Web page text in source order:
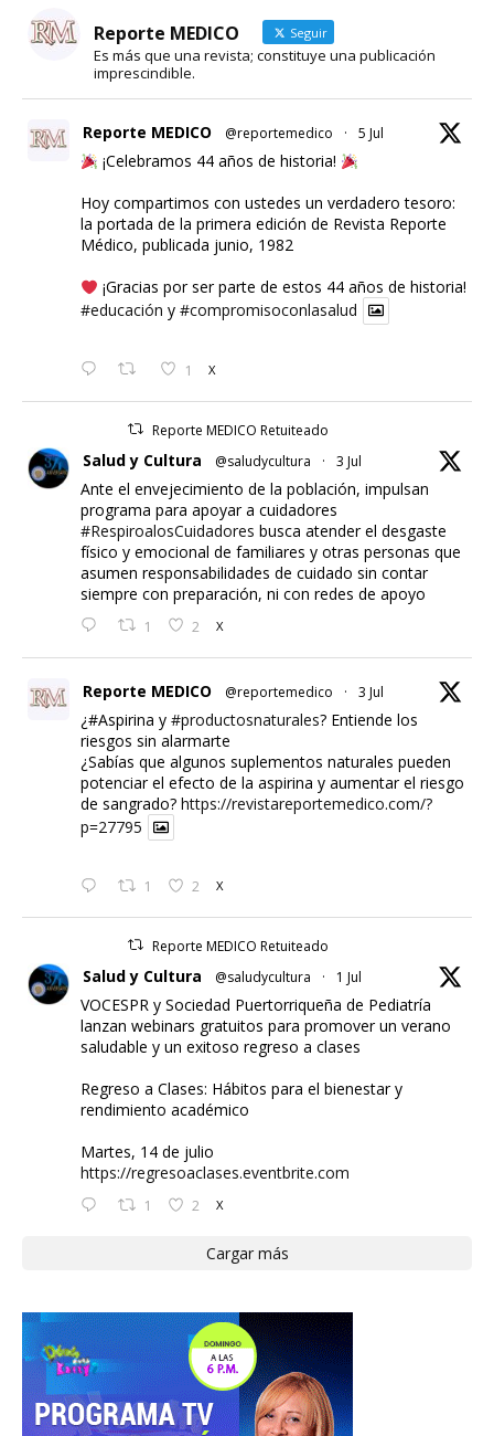
Reporte MEDICO Seguir
Es más que una revista; constituye una publicación
imprescindible.
Reporte MEDICO @reportemedico · 5 Jul
¡Celebramos 44 años de historia!
Hoy compartimos con ustedes un verdadero tesoro:
la portada de la primera edición de Revista Reporte
Médico, publicada junio, 1982
¡Gracias por ser parte de estos 44 años de historia!
#educación y #compromisoconlasalud
1 X
Reporte MEDICO Retuiteado
Salud y Cultura @saludycultura · 3 Jul
Ante el envejecimiento de la población, impulsan
programa para apoyar a cuidadores
#RespiroalosCuidadores busca atender el desgaste
físico y emocional de familiares y otras personas que
asumen responsabilidades de cuidado sin contar
siempre con preparación, ni con redes de apoyo
1 2 X
Reporte MEDICO @reportemedico · 3 Jul
¿#Aspirina y #productosnaturales? Entiende los
riesgos sin alarmarte
¿Sabías que algunos suplementos naturales pueden
potenciar el efecto de la aspirina y aumentar el riesgo
de sangrado? https://revistareportemedico.com/?
p=27795
1 2 X
Reporte MEDICO Retuiteado
Salud y Cultura @saludycultura · 1 Jul
VOCESPR y Sociedad Puertorriqueña de Pediatría
lanzan webinars gratuitos para promover un verano
saludable y un exitoso regreso a clases
Regreso a Clases: Hábitos para el bienestar y
rendimiento académico
Martes, 14 de julio
https://regresoaclases.eventbrite.com
1 2 X
Cargar más